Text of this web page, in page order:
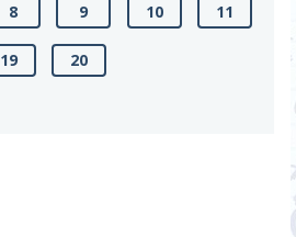
8 9 10 11
19 20